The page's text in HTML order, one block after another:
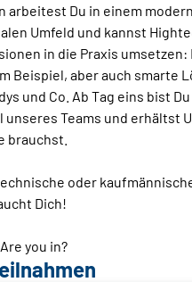
arbeitest Du in einem
Umfeld und kannst
in die Praxis umsetzen:
Beispiel, aber auch smarte
und Co. Ab Tag eins bist
unseres Teams und erhältst
brauchst.
oder
Dich!
you in?